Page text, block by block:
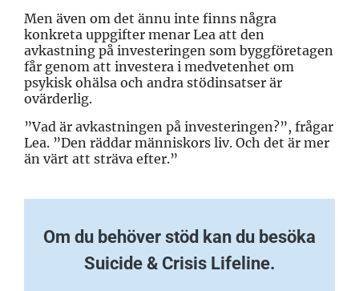
Men även om det ännu inte finns några
konkreta uppgifter menar Lea att den
avkastning på investeringen som byggföretagen
får genom att investera i medvetenhet om
psykisk ohälsa och andra stödinsatser är
ovärderlig.
”Vad är avkastningen på investeringen?”, frågar
Lea. ”Den räddar människors liv. Och det är mer
än värt att sträva efter.”
Om du behöver stöd kan du besöka
Suicide & Crisis Lifeline.